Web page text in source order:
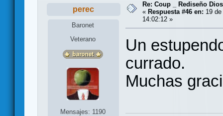
perec
Baronet
Veterano
Mensajes: 1190
Re: Coup _ Rediseño
« Respuesta #46 en: 19
14:02:12 »
Un
currado.
Muchas